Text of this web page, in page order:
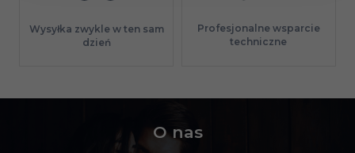
Wysyłka zwykle w ten sam
dzień
Profesjonalne wsparcie
techniczne
O nas